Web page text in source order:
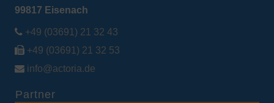
99817 Eisenach
 +49 (03691) 21 32 43
 +49 (03691) 21 32 53
 info@actoria.de
Partner